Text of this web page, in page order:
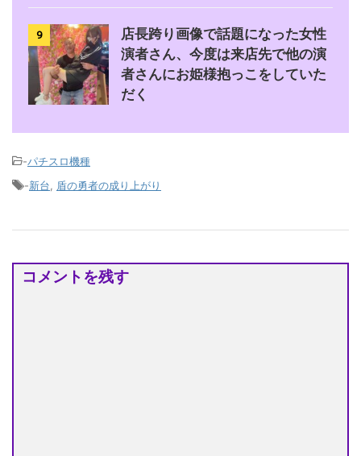
9
店長跨り画像で話題になった女性
演者さん、今度は来店先で他の演
者さんにお姫様抱っこをしていた
だく
-パチスロ機種
-新台 盾の勇者の成り上がり
コメントを残す